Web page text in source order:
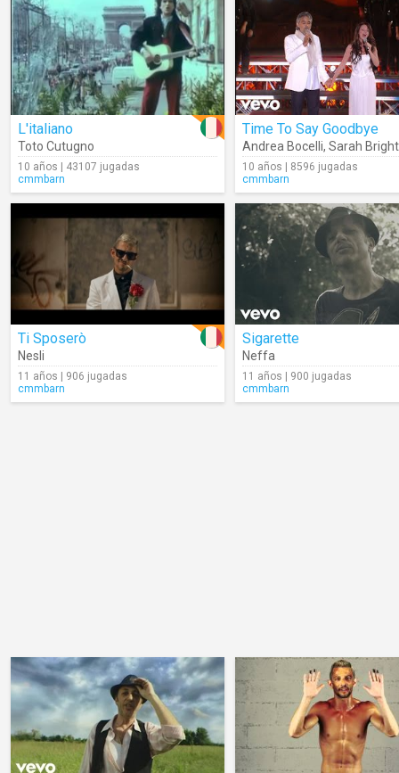
L'italiano
Toto Cutugno
10 años | 43107 jugadas
cmmbarn
Time To Say Goodbye
Andrea Bocelli, Sarah
10 años | 8596 jugadas
cmmbarn
Ti Sposerò
Nesli
11 años | 906 jugadas
cmmbarn
Sigarette
Neffa
11 años | 900 jugadas
cmmbarn